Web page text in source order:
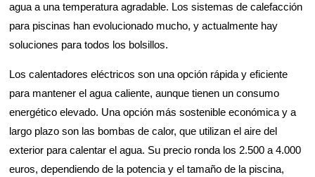
agua a una temperatura agradable. Los sistemas de calefacción
para piscinas han evolucionado mucho, y actualmente hay
soluciones para todos los bolsillos.
Los calentadores eléctricos son una opción rápida y eficiente
para mantener el agua caliente, aunque tienen un consumo
energético elevado. Una opción más sostenible económica y a
largo plazo son las bombas de calor, que utilizan el aire del
exterior para calentar el agua. Su precio ronda los 2.500 a 4.000
euros, dependiendo de la potencia y el tamaño de la piscina,